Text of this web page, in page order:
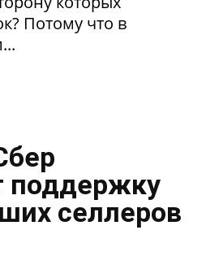
Потому что в
поддержку
селлеров